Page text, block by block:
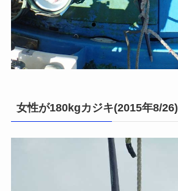
女性が180kgカジキ(2015年8/26)